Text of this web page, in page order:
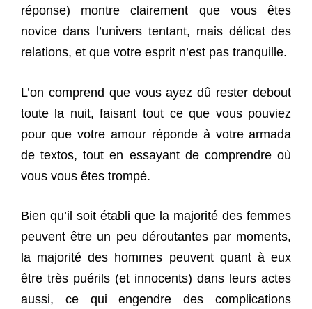
réponse) montre clairement que vous êtes
novice dans l’univers tentant, mais délicat des
relations, et que votre esprit n’est pas tranquille.
L’on comprend que vous ayez dû rester debout
toute la nuit, faisant tout ce que vous pouviez
pour que votre amour réponde à votre armada
de textos, tout en essayant de comprendre où
vous vous êtes trompé.
Bien qu’il soit établi que la majorité des femmes
peuvent être un peu déroutantes par moments,
la majorité des hommes peuvent quant à eux
être très puérils (et innocents) dans leurs actes
aussi, ce qui engendre des complications